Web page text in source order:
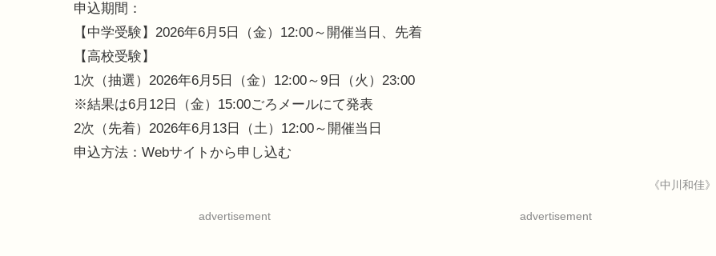
申込期間：
【中学受験】2026年6月5日（金）12:00～開催当日、先着
【高校受験】
1次（抽選）2026年6月5日（金）12:00～9日（火）23:00
※結果は6月12日（金）15:00ごろメールにて発表
2次（先着）2026年6月13日（土）12:00～開催当日
申込方法：Webサイトから申し込む
《中川和佳》
advertisement advertisement